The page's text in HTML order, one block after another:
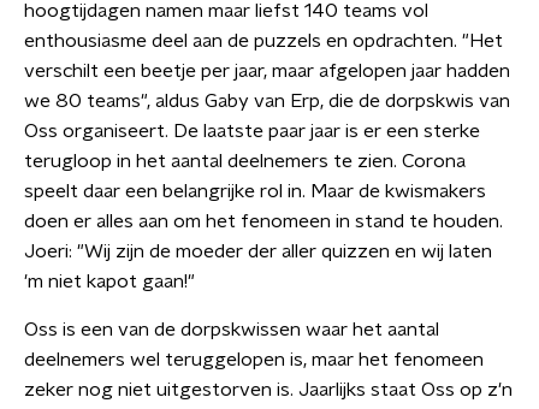
hoogtijdagen namen maar liefst 140 teams vol
enthousiasme deel aan de puzzels en opdrachten. "Het
verschilt een beetje per jaar, maar afgelopen jaar hadden
we 80 teams", aldus Gaby van Erp, die de dorpskwis van
Oss organiseert. De laatste paar jaar is er een sterke
terugloop in het aantal deelnemers te zien. Corona
speelt daar een belangrijke rol in. Maar de kwismakers
doen er alles aan om het fenomeen in stand te houden.
Joeri: "Wij zijn de moeder der aller quizzen en wij laten
'm niet kapot gaan!"
Oss is een van de dorpskwissen waar het aantal
deelnemers wel teruggelopen is, maar het fenomeen
zeker nog niet uitgestorven is. Jaarlijks staat Oss op z'n